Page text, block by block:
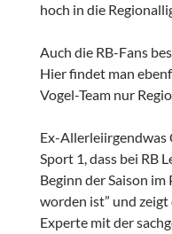
hoch in die
Auch die RB-Fans
Hier findet man
Vogel-Team nur
Ex-Allerleiirgendwas
Sport 1, dass bei RB
Beginn der Saison
worden ist” und zeigt
Experte mit der